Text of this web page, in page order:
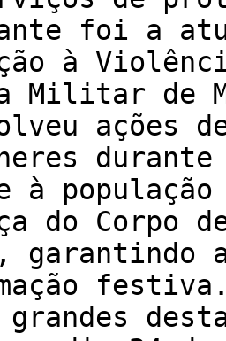
foi a
à
Militar de
ações
à população
do Corpo
garantindo
grandes